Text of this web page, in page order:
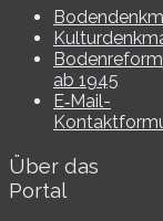
Bodenreform
ab 1945
E‑Mail-​​
Über das
Portal